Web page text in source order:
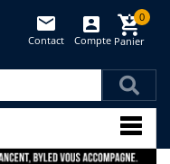
Panier
0
Compte
Contact